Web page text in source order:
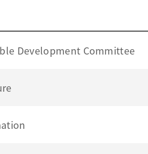
Development Committee